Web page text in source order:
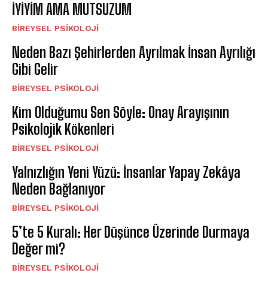
İYİYİM AMA MUTSUZUM
BIREYSEL PSIKOLOJI
Neden Bazı Şehirlerden Ayrılmak İnsan Ayrılığı
Gibi Gelir
BIREYSEL PSIKOLOJI
Kim Olduğumu Sen Söyle: Onay Arayışının
Psikolojik Kökenleri
BIREYSEL PSIKOLOJI
Yalnızlığın Yeni Yüzü: İnsanlar Yapay Zekâya
Neden Bağlanıyor
BIREYSEL PSIKOLOJI
5’te 5 Kuralı: Her Düşünce Üzerinde Durmaya
Değer mi?
BIREYSEL PSIKOLOJI